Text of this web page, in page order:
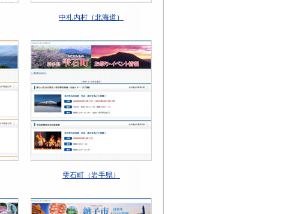
中札内村（北海道）
雫石町（岩手県）